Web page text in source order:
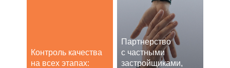
Контроль качества
на всех этапах:
Партнерство
с частными
застройщиками,